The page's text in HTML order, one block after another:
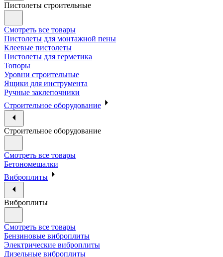
Пистолеты строительные
Смотреть все товары
Пистолеты для монтажной пены
Клеевые пистолеты
Пистолеты для герметика
Топоры
Уровни строительные
Ящики для инструмента
Ручные заклепочники
Строительное оборудование
Строительное оборудование
Смотреть все товары
Бетономешалки
Виброплиты
Виброплиты
Смотреть все товары
Бензиновые виброплиты
Электрические виброплиты
Дизельные виброплиты